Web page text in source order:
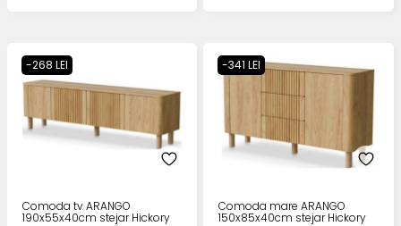
-268 LEI
Comoda tv ARANGO
190x55x40cm stejar Hickory
-341 LEI
Comoda mare ARANGO
150x85x40cm stejar Hickory